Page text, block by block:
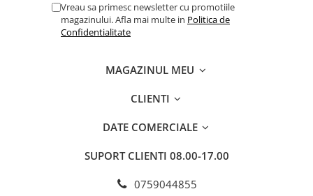
Vreau sa primesc newsletter cu promotiile
magazinului. Afla mai multe in Politica de
Confidentialitate
MAGAZINUL MEU
CLIENTI
DATE COMERCIALE
SUPORT CLIENTI 08.00-17.00
0759044855